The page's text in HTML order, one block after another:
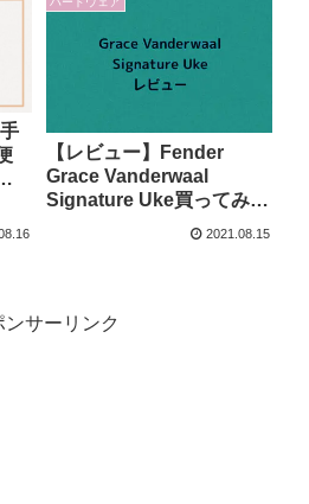
【レビュー】Fender
Grace Vanderwaal
Signature Uke買ってみた
2021.08.15
ンサーリンク